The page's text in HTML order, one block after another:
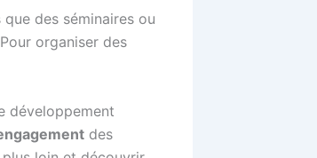
des séminaires ou
organiser des
développement
des